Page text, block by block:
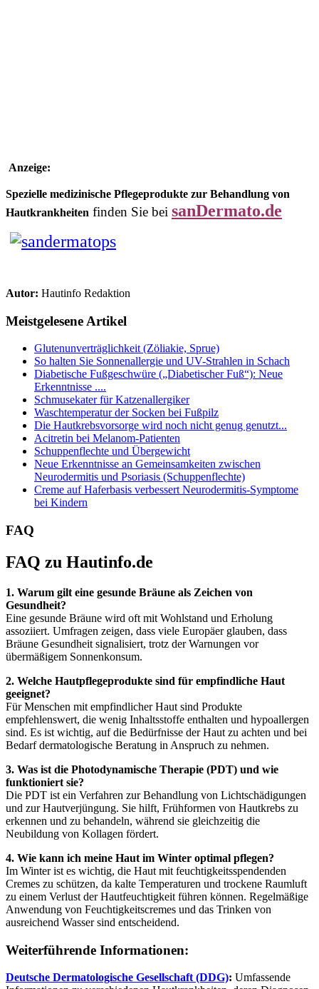
Anzeige:
Spezielle medizinische Pflegeprodukte zur Behandlung von
Hautkrankheiten finden Sie bei sanDermato.de
Autor: Hautinfo Redaktion
Meistgelesene Artikel
Glutenunverträglichkeit (Zöliakie, Sprue)
So halten Sie Sonnenallergie und UV-Strahlen in Schach
Diabetische Fußgeschwüre („Diabetischer Fuß“): Neue
Erkenntnisse ....
Schmusekater für Katzenallergiker
Waschtemperatur der Socken bei Fußpilz
Die Hautkrebsvorsorge wird noch nicht genug genutzt...
Acitretin bei Melanom-Patienten
Schuppenflechte und Übergewicht
Neue Erkenntnisse an Gemeinsamkeiten zwischen
Neurodermitis und Psoriasis (Schuppenflechte)
Creme auf Haferbasis verbessert Neurodermitis-Symptome
bei Kindern
FAQ
FAQ zu Hautinfo.de
1. Warum gilt eine gesunde Bräune als Zeichen von
Gesundheit?
Eine gesunde Bräune wird oft mit Wohlstand und Erholung
assoziiert. Umfragen zeigen, dass viele Europäer glauben, dass
Bräune Gesundheit signalisiert, trotz der Warnungen vor
übermäßigem Sonnenkonsum.
2. Welche Hautpflegeprodukte sind für empfindliche Haut
geeignet?
Für Menschen mit empfindlicher Haut sind Produkte
empfehlenswert, die wenig Inhaltsstoffe enthalten und hypoallergen
sind. Es ist wichtig, auf die Bedürfnisse der Haut zu achten und bei
Bedarf dermatologische Beratung in Anspruch zu nehmen.
3. Was ist die Photodynamische Therapie (PDT) und wie
funktioniert sie?
Die PDT ist ein Verfahren zur Behandlung von Lichtschädigungen
und zur Hautverjüngung. Sie hilft, Frühformen von Hautkrebs zu
erkennen und zu behandeln, während sie gleichzeitig die
Neubildung von Kollagen fördert.
4. Wie kann ich meine Haut im Winter optimal pflegen?
Im Winter ist es wichtig, die Haut mit feuchtigkeitsspendenden
Cremes zu schützen, da kalte Temperaturen und trockene Raumluft
zu einem Verlust der Hautfeuchtigkeit führen können. Regelmäßige
Anwendung von Feuchtigkeitscremes und das Trinken von
ausreichend Wasser sind entscheidend.
Weiterführende Informationen:
Deutsche Dermatologische Gesellschaft (DDG): Umfassende